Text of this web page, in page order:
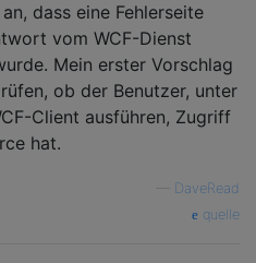
dass eine Fehlerseite
vom WCF-Dienst
Mein erster Vorschlag
ob der Benutzer, unter
Client ausführen, Zugriff
hat.
DaveRead
quelle